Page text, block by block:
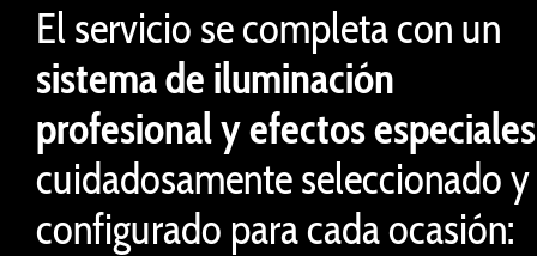
El servicio se completa con un
sistema de iluminación
profesional y efectos especiales
cuidadosamente seleccionado y
configurado para cada ocasión: